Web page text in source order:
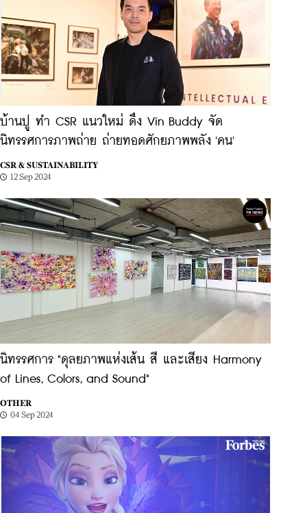
บ้านปู ทำ CSR แนวใหม่ ดึง Vin Buddy จัด
นิทรรศการภาพถ่าย ถ่ายทอดศักยภาพพลัง 'คน'
CSR & SUSTAINABILITY
12 Sep 2024
นิทรรศการ "ดุลยภาพแห่งเส้น สี และเสียง Harmony
of Lines, Colors, and Sound"
OTHER
04 Sep 2024